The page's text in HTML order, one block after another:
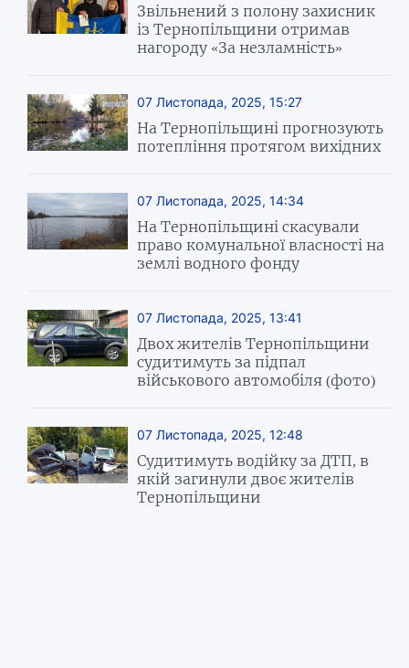
Звільнений з полону захисник
із Тернопільщини отримав
нагороду «За незламність»
07 Листопада, 2025, 15:27
На Тернопільщині прогнозують
потепління протягом вихідних
07 Листопада, 2025, 14:34
На Тернопільщині скасували
право комунальної власності на
землі водного фонду
07 Листопада, 2025, 13:41
Двох жителів Тернопільщини
судитимуть за підпал
військового автомобіля (фото)
07 Листопада, 2025, 12:48
Судитимуть водійку за ДТП, в
якій загинули двоє жителів
Тернопільщини